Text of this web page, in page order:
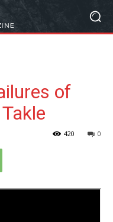
of
0
420